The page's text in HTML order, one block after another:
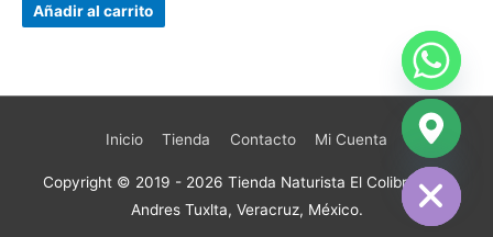
Añadir al carrito
Inicio Tienda Contacto Mi Cuenta
Copyright © 2019 - 2026 Tienda Naturista El Colibrí | San
Andres Tuxlta, Veracruz, México.
Hide
chaty